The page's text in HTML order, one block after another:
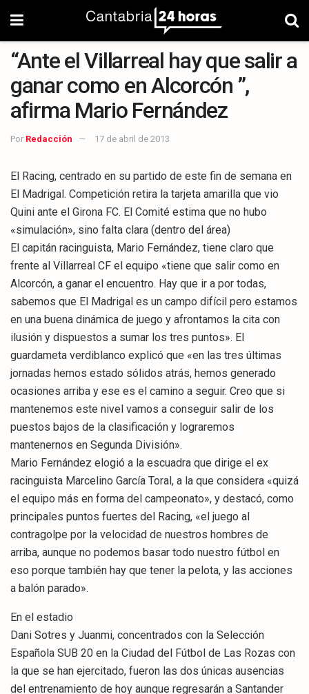
“Ante el Villarreal hay que salir a
ganar como en Alcorcón ”,
afirma Mario Fernández
Por Redacción 17 de abril de 2013
El Racing, centrado en su partido de este fin de semana en
El Madrigal. Competición retira la tarjeta amarilla que vio
Quini ante el Girona FC. El Comité estima que no hubo
«simulación», sino falta clara (dentro del área)
El capitán racinguista, Mario Fernández, tiene claro que
frente al Villarreal CF el equipo «tiene que salir como en
Alcorcón, a ganar el encuentro. Hay que ir a por todas,
sabemos que El Madrigal es un campo difícil pero estamos
en una buena dinámica de juego y afrontamos la cita con
ilusión y dispuestos a sumar los tres puntos». El
guardameta verdiblanco explicó que «en las tres últimas
jornadas hemos estado sólidos atrás, hemos generado
ocasiones arriba y ese es el camino a seguir. Creo que si
mantenemos este nivel vamos a conseguir salir de los
puestos bajos de la clasificación y lograremos
mantenernos en Segunda División».
Mario Fernández elogió a la escuadra que dirige el ex
racinguista Marcelino García Toral, a la que considera «quizá
el equipo más en forma del campeonato», y destacó, como
principales puntos fuertes del Racing, «el juego al
contragolpe por la velocidad de nuestros hombres de
arriba, aunque no podemos basar todo nuestro fútbol en
eso porque también hay que tener la pelota, y las acciones
a balón parado».
En el estadio
Dani Sotres y Juanmi, concentrados con la Selección
Española SUB 20 en la Ciudad del Fútbol de Las Rozas con
la que se han ejercitado, fueron las dos únicas ausencias
del entrenamiento de hoy aunque regresarán a Santander